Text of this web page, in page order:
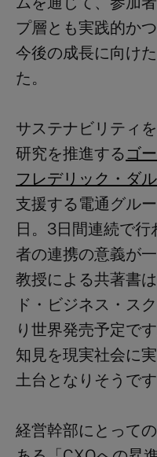
プ層とも実践的か
今後の成長に向け
た。
サステナビリティ
研究を推進する ゴ
フレデリック・ダ
支援する電通グル
日。3日間連続で
者の連携の意義が
教授による共著書
ド・ビジネス・ス
り世界発売予定で
知見を現実社会に
土台となりそうです
経営幹部にとって